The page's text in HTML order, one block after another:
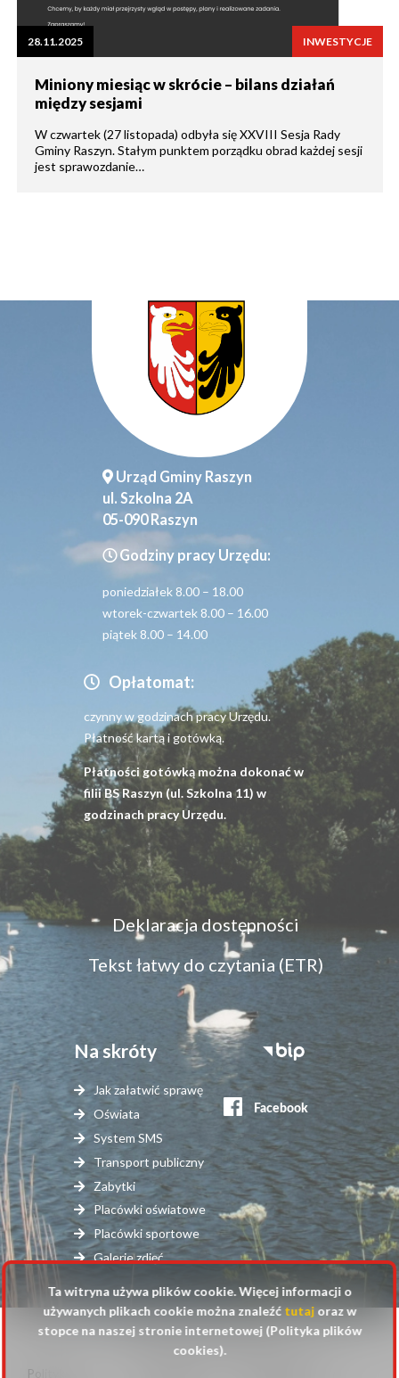
28.11.2025 INWESTYCJE
Miniony miesiąc w skrócie – bilans działań
między sesjami
W czwartek (27 listopada) odbyła się XXVIII Sesja Rady
Gminy Raszyn. Stałym punktem porządku obrad każdej sesji
jest sprawozdanie…
Urząd Gminy Raszyn
ul. Szkolna 2A
05-090 Raszyn
Godziny pracy Urzędu:
poniedziałek 8.00 – 18.00
wtorek-czwartek 8.00 – 16.00
piątek 8.00 – 14.00
Opłatomat:
czynny w godzinach pracy Urzędu.
Płatność kartą i gotówką.
Płatności gotówką można dokonać w
filii BS Raszyn (ul. Szkolna 11) w
godzinach pracy Urzędu.
Menu
dostępność
Deklaracja dostępności
Tekst łatwy do czytania (ETR)
Na skróty
Jak załatwić sprawę
Oświata
System SMS
Transport publiczny
Zabytki
Placówki oświatowe
Placówki sportowe
Galerie zdjęć
Stopka
serwisy
zewnętrzne
© 2025 Urząd Gminy Raszyn
Polityka
Ta witryna używa plików cookie. Więcej informacji o
używanych plikach cookie można znaleźć tutajoraz w
stopce na naszej stronie internetowej (Polityka plików
cookies).